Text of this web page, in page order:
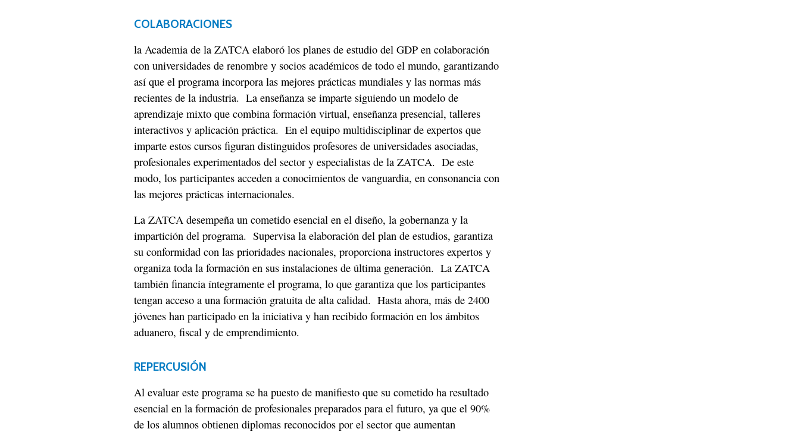
COLABORACIONES
la Academia de la ZATCA elaboró los planes de estudio del GDP en colaboración
con universidades de renombre y socios académicos de todo el mundo, garantizando
así que el programa incorpora las mejores prácticas mundiales y las normas más
recientes de la industria. La enseñanza se imparte siguiendo un modelo de
aprendizaje mixto que combina formación virtual, enseñanza presencial, talleres
interactivos y aplicación práctica. En el equipo multidisciplinar de expertos que
imparte estos cursos figuran distinguidos profesores de universidades asociadas,
profesionales experimentados del sector y especialistas de la ZATCA. De este
modo, los participantes acceden a conocimientos de vanguardia, en consonancia con
las mejores prácticas internacionales.
La ZATCA desempeña un cometido esencial en el diseño, la gobernanza y la
impartición del programa. Supervisa la elaboración del plan de estudios, garantiza
su conformidad con las prioridades nacionales, proporciona instructores expertos y
organiza toda la formación en sus instalaciones de última generación. La ZATCA
también financia íntegramente el programa, lo que garantiza que los participantes
tengan acceso a una formación gratuita de alta calidad. Hasta ahora, más de 2400
jóvenes han participado en la iniciativa y han recibido formación en los ámbitos
aduanero, fiscal y de emprendimiento.
REPERCUSIÓN
Al evaluar este programa se ha puesto de manifiesto que su cometido ha resultado
esencial en la formación de profesionales preparados para el futuro, ya que el 90%
de los alumnos obtienen diplomas reconocidos por el sector que aumentan